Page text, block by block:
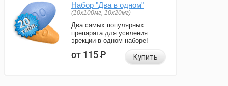
Набор "Два в одном"
(10x100мг, 10x20мг)
Два самых популярных
препарата для усиления
эрекции в одном наборе!
от 115Р Купить